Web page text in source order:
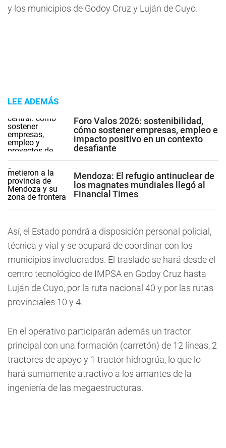
y los municipios de Godoy Cruz y Luján de Cuyo.
LEE ADEMÁS
Foro Valos 2026: sostenibilidad,
cómo sostener empresas, empleo e
impacto positivo en un contexto
desafiante
Mendoza: El refugio antinuclear de
los magnates mundiales llegó al
Financial Times
Así, el Estado pondrá a disposición personal policial,
técnica y vial y se ocupará de coordinar con los
municipios involucrados. El traslado se hará desde el
centro tecnológico de IMPSA en Godoy Cruz hasta
Luján de Cuyo, por la ruta nacional 40 y por las rutas
provinciales 10 y 4.
En el operativo participarán además un tractor
principal con una formación (carretón) de 12 líneas, 2
tractores de apoyo y 1 tractor hidrogrúa, lo que lo
hará sumamente atractivo a los amantes de la
ingeniería de las megaestructuras.